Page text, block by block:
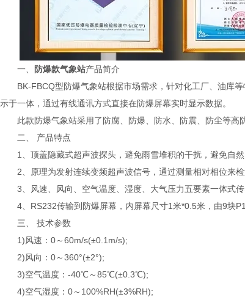
一、 防爆款气象站产品简介
BK-FBCQ型防爆气象站根据市场需求，针对化工厂、油库等
示于一体，通过有线通讯方式直接在防爆屏幕实时显示数据。
此款防爆气象站采用了防腐、防爆、防水、防震、防尘等高
二、 产品特点
1、顶盖隐藏式超声波探头，避免雨雪堆积的干扰，避免自然
2、原理为发射连续变频超声波信号，通过测量相对相位来检
3、风速、风向、空气温度、湿度、大气压力五要素一体式传
4、RS232传输到防爆屏幕，内屏幕尺寸1米*0.5米，由9块
三、 技术参数
1)风速：0～60m/s(±0.1m/s);
2)风向：0～360°(±2°);
3)空气温度：-40℃～85℃(±0.3℃);
4)空气湿度：0～100%RH(±3%RH);